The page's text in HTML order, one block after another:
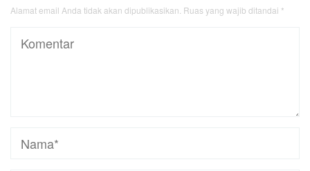
Alamat email Anda tidak akan dipublikasikan. Ruas yang wajib ditandai *